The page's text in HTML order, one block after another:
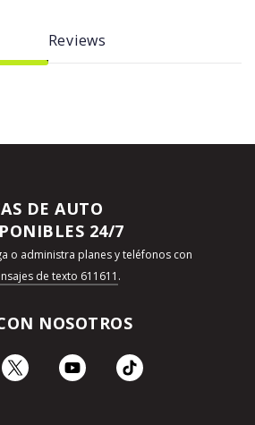
Reviews
DE AUTO
24/7
o administra planes y teléfonos con
de texto 611611 .
NOSOTROS